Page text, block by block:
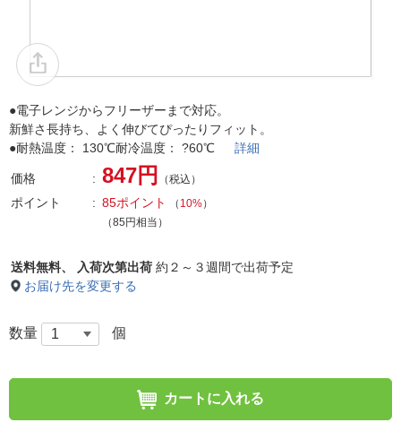
●電子レンジからフリーザーまで対応。
新鮮さ長持ち、よく伸びてぴったりフィット。
●耐熱温度： 130℃耐冷温度： ?60℃ 詳細
価格 847円 （税込）
ポイント 85ポイント （ 10%）
（85円相当）
送料無料、 入荷次第出荷 約２～３週間で出荷予定
お届け先を変更する
数量 個
カートに入れる